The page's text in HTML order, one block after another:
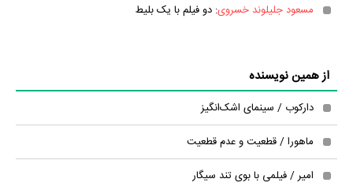
مسعود جلیلوند خسروی: دو فیلم با یک بلیط
از همین نویسنده
دارکوب / سینمای اشک‌انگیز
ماهورا / قطعیت و عدم قطعیت
امیر / فیلمی با بوی تند سیگار